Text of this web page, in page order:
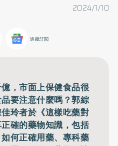
2024/1/10
追蹤訂閱
，市面上保健食品很
要注意什麼嗎？郭綜
玲者於《這樣吃藥對
確的藥物知識，包括
何正確用藥、專科藥